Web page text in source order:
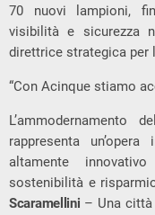
70 nuovi lampioni,
visibilità e sicurezza
direttrice strategica per
“Con Acinque stiamo
L’ammodernamento
rappresenta
altamente
sostenibilità e
Scaramellini – Una